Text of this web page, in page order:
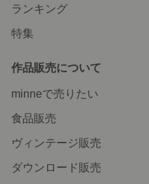
ランキング
特集
作品販売について
minneで売りたい
食品販売
ヴィンテージ販売
ダウンロード販売